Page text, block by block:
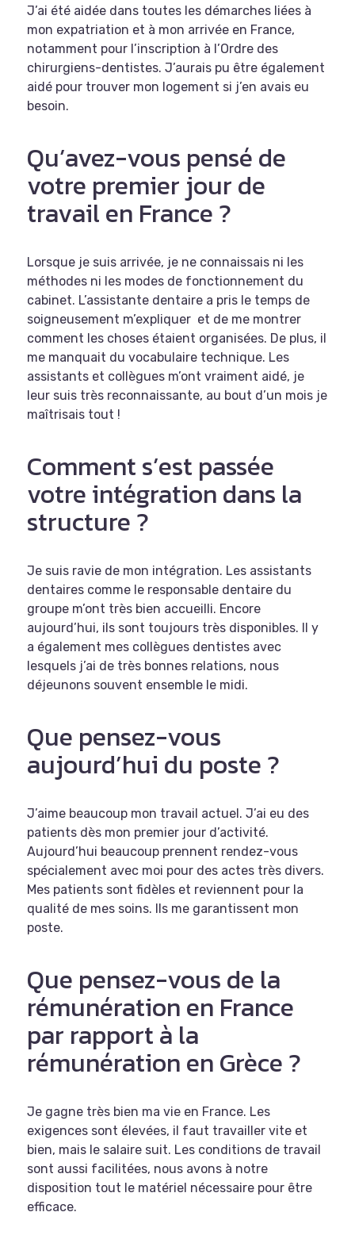
J’ai été aidée dans toutes les démarches liées à
mon expatriation et à mon arrivée en France,
notamment pour l’inscription à l’Ordre des
chirurgiens-dentistes. J’aurais pu être également
aidé pour trouver mon logement si j’en avais eu
besoin.
Qu’avez-vous pensé de
votre premier jour de
travail en France ?
Lorsque je suis arrivée, je ne connaissais ni les
méthodes ni les modes de fonctionnement du
cabinet. L’assistante dentaire a pris le temps de
soigneusement m’expliquer et de me montrer
comment les choses étaient organisées. De plus, il
me manquait du vocabulaire technique. Les
assistants et collègues m’ont vraiment aidé, je
leur suis très reconnaissante, au bout d’un mois je
maîtrisais tout !
Comment s’est passée
votre intégration dans la
structure ?
Je suis ravie de mon intégration. Les assistants
dentaires comme le responsable dentaire du
groupe m’ont très bien accueilli. Encore
aujourd’hui, ils sont toujours très disponibles. Il y
a également mes collègues dentistes avec
lesquels j’ai de très bonnes relations, nous
déjeunons souvent ensemble le midi.
Que pensez-vous
aujourd’hui du poste ?
J’aime beaucoup mon travail actuel. J’ai eu des
patients dès mon premier jour d’activité.
Aujourd’hui beaucoup prennent rendez-vous
spécialement avec moi pour des actes très divers.
Mes patients sont fidèles et reviennent pour la
qualité de mes soins. Ils me garantissent mon
poste.
Que pensez-vous de la
rémunération en France
par rapport à la
rémunération en Grèce ?
Je gagne très bien ma vie en France. Les
exigences sont élevées, il faut travailler vite et
bien, mais le salaire suit. Les conditions de travail
sont aussi facilitées, nous avons à notre
disposition tout le matériel nécessaire pour être
efficace.